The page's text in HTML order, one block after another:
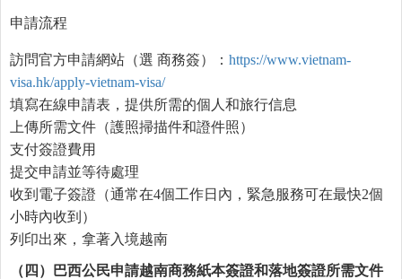
申請流程
訪問官方申請網站（選 商務簽）： https://www.vietnam-
visa.hk/apply-vietnam-visa/
填寫在線申請表，提供所需的個人和旅行信息
上傳所需文件（護照掃描件和證件照）
支付簽證費用
提交申請並等待處理
收到電子簽證（通常在4個工作日內，緊急服務可在最快2個
小時內收到）
列印出來，拿著入境越南
（四）巴西公民申請越南商務紙本簽證和落地簽證所需文件